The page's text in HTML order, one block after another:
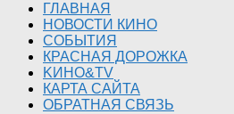
ГЛАВНАЯ
НОВОСТИ КИНО
СОБЫТИЯ
КРАСНАЯ ДОРОЖКА
KИНО&TV
КАРТА САЙТА
ОБРАТНАЯ СВЯЗЬ